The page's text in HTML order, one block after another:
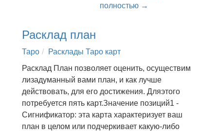
полностью →
Расклад план
Таро
Расклады Таро карт
Расклад План позволяет оценить, осуществим
лизадуманный вами план, и как лучше
действовать, для его достижения. Дляэтого
потребуется пять карт.Значение позиций1 -
Сигнификатор: эта карта характеризует ваш
план в целом или подчеркивает какую-либо